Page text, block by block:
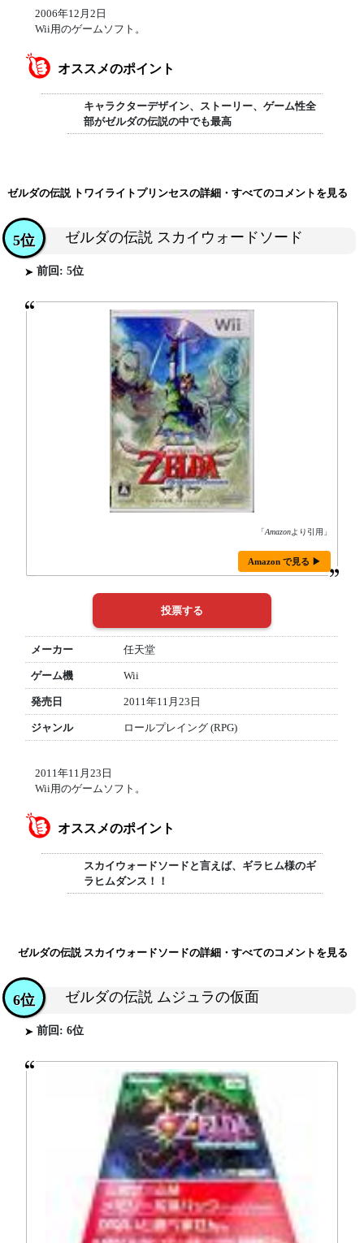
2006年12月2日
Wii用のゲームソフト。
オススメのポイント
キャラクターデザイン、ストーリー、ゲーム性全
部がゼルダの伝説の中でも最高
ゼルダの伝説 トワイライトプリンセスの詳細・すべてのコメントを見る
ゼルダの伝説 スカイウォードソード
5位
前回: 5位
「Amazonより引用」
Amazon で見る ▶
メーカー 任天堂
ゲーム機 Wii
発売日 2011年11月23日
ジャンル ロールプレイング (RPG)
2011年11月23日
Wii用のゲームソフト。
オススメのポイント
スカイウォードソードと言えば、ギラヒム様のギ
ラヒムダンス！！
ゼルダの伝説 スカイウォードソードの詳細・すべてのコメントを見る
ゼルダの伝説 ムジュラの仮面
6位
前回: 6位